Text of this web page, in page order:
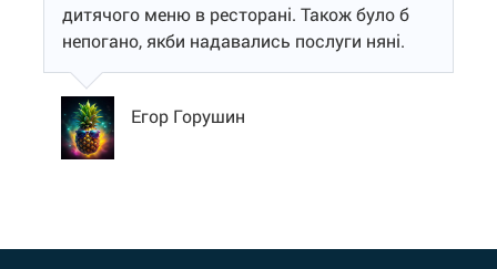
дитячого меню в ресторані. Також було б
непогано, якби надавались послуги няні.
Егор Горушин